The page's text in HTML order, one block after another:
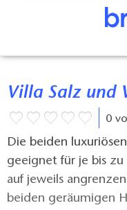
Villa Salz und
0
Die beiden
geeignet für je bis zu
auf jeweils
beiden geräumigen